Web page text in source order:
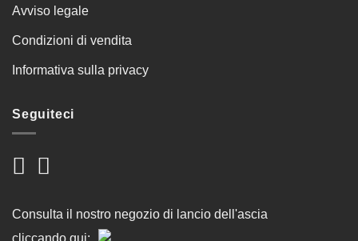
Avviso legale
Condizioni di vendita
Informativa sulla privacy
Seguiteci
Consulta il nostro negozio di lancio dell'ascia